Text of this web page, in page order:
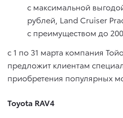
с максимальной
рублей, Land Cruiser
с преимуществом до
с 1 по 31 марта компания
предложит клиентам
приобретения популярных
Toyota RAV4